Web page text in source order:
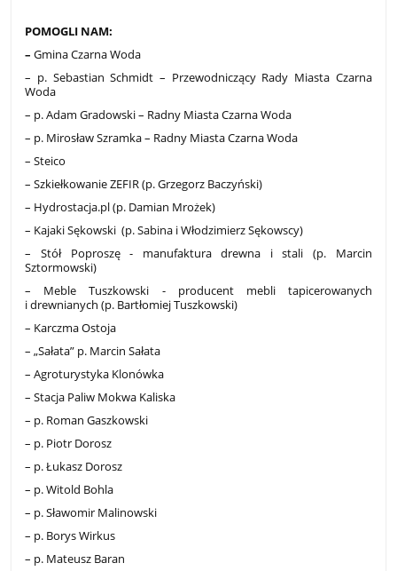
POMOGLI NAM:
–Gmina Czarna Woda
– p. Sebastian Schmidt – Przewodniczący Rady Miasta Czarna
Woda
– p. Adam Gradowski – Radny Miasta Czarna Woda
– p. Mirosław Szramka – Radny Miasta Czarna Woda
– Steico
– Szkiełkowanie ZEFIR (p. Grzegorz Baczyński)
– Hydrostacja.pl (p. Damian Mrożek)
– Kajaki Sękowski (p. Sabina i Włodzimierz Sękowscy)
– Stół Poproszę - manufaktura drewna i stali (p. Marcin
Sztormowski)
– Meble Tuszkowski - producent mebli tapicerowanych
i drewnianych (p. Bartłomiej Tuszkowski)
– Karczma Ostoja
– „Sałata” p. Marcin Sałata
– Agroturystyka Klonówka
– Stacja Paliw Mokwa Kaliska
– p. Roman Gaszkowski
– p. Piotr Dorosz
– p. Łukasz Dorosz
– p. Witold Bohla
– p. Sławomir Malinowski
– p. Borys Wirkus
– p. Mateusz Baran